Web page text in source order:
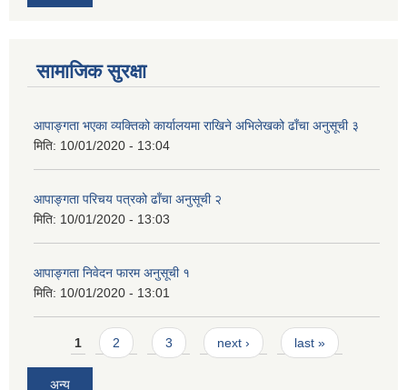
सामाजिक सुरक्षा
आपाङ्गता भएका व्यक्तिको कार्यालयमा राखिने अभिलेखको ढाँचा अनुसूची ३
मिति: 10/01/2020 - 13:04
आपाङ्गता परिचय पत्रको ढाँचा अनुसूची २
मिति: 10/01/2020 - 13:03
आपाङ्गता निवेदन फारम अनुसूची १
मिति: 10/01/2020 - 13:01
Pages
1 2 3 next › last »
अन्य